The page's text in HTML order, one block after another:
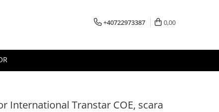
+40722973387 0,00
International Transtar COE, scara